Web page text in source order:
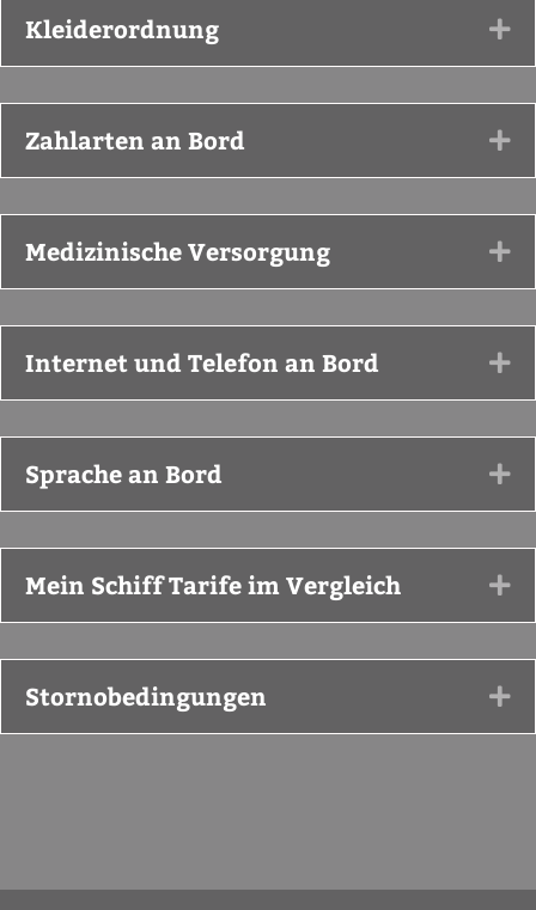
Kleiderordnung
Zahlarten an Bord
Medizinische Versorgung
Internet und Telefon an Bord
Sprache an Bord
Mein Schiff Tarife im Vergleich
Stornobedingungen